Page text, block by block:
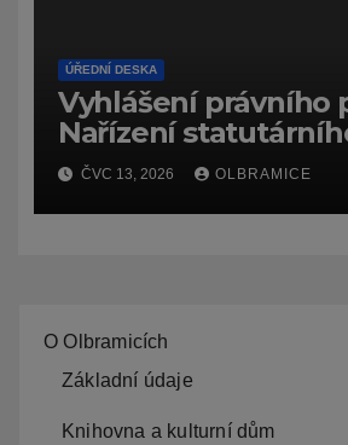
ÚŘEDNÍ DESKA
Vyhlášení právního
Nařízení
Ostravy, o záměru
zpracování lesních
hospodářských
ČVC 13, 2026 OLBRAMICE
O Olbramicích
Základní údaje
Knihovna a kulturní dům